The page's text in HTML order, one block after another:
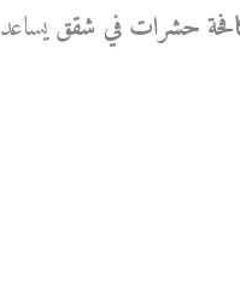
حشرات في شققيساعد